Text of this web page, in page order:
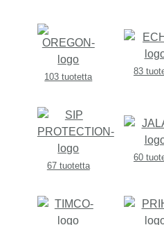
103 tuotetta
83
67 tuotetta
60